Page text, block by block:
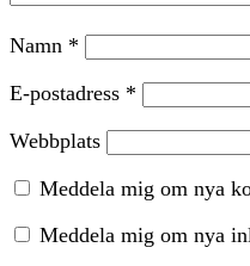
Namn *
E-postadress *
Webbplats
Meddela mig om nya
Meddela mig om nya